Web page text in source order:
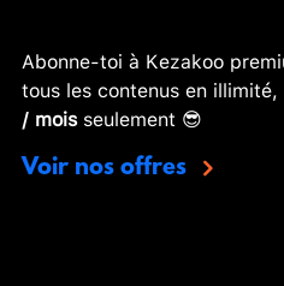
Abonne-toi à Kezakoo
tous les contenus en
/ moisseulement 😎
Voir nos offres